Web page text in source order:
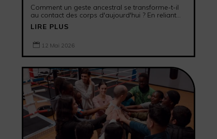
Comment un geste ancestral se transforme-t-il
au contact des corps d'aujourd'hui ? En reliant...
LIRE PLUS
 12 Mai 2026